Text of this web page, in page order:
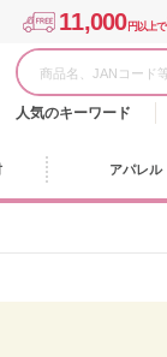
11,000円以上で
人気のキーワード
アパレル